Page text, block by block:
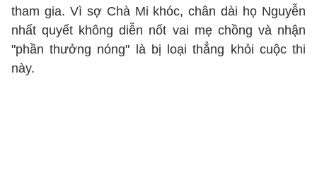
tham gia. Vì sợ Chà Mi khóc, chân dài họ Nguyễn
nhất quyết không diễn nốt vai mẹ chồng và nhận
"phần thưởng nóng" là bị loại thẳng khỏi cuộc thi
này.